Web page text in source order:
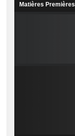
Matières Premières